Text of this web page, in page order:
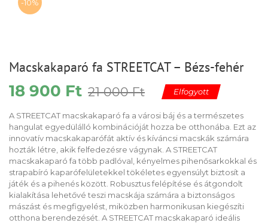
-10%
Macskakaparó fa STREETCAT – Bézs-fehér
21 000Ft
Original
price
21
000 Ft.
18 900 Ft
Current
price
18
900 Ft.
Elfogyott
A STREETCAT macskakaparó fa a városi báj és a természetes
hangulat egyedülálló kombinációját hozza be otthonába. Ezt az
innovatív macskakaparófát aktív és kíváncsi macskák számára
hozták létre, akik felfedezésre vágynak. A STREETCAT
macskakaparó fa több padlóval, kényelmes pihenősarkokkal és
strapabíró kaparófelületekkel tökéletes egyensúlyt biztosít a
játék és a pihenés között. Robusztus felépítése és átgondolt
kialakítása lehetővé teszi macskája számára a biztonságos
mászást és megfigyelést, miközben harmonikusan kiegészíti
otthona berendezését. A STREETCAT macskakaparó ideális